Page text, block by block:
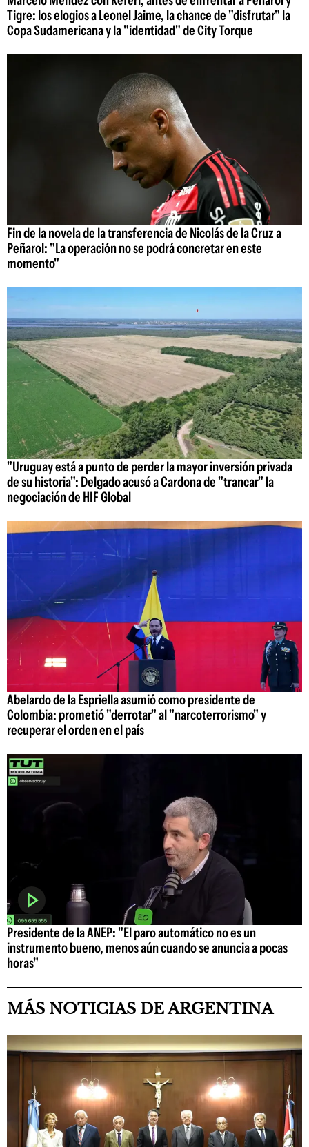
Tigre: los elogios a Leonel Jaime, la chance de "disfrutar" la
Copa Sudamericana y la "identidad" de City Torque
Fin de la novela de la transferencia de Nicolás de la Cruz a
Peñarol: "La operación no se podrá concretar en este
momento"
"Uruguay está a punto de perder la mayor inversión privada
de su historia": Delgado acusó a Cardona de "trancar" la
negociación de HIF Global
Abelardo de la Espriella asumió como presidente de
Colombia: prometió "derrotar" al "narcoterrorismo" y
recuperar el orden en el país
Presidente de la ANEP: "El paro automático no es un
instrumento bueno, menos aún cuando se anuncia a pocas
horas"
MÁS NOTICIAS DE ARGENTINA